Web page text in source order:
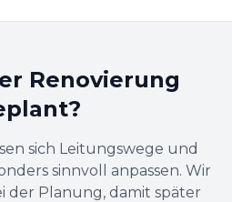
Renovierung
sich Leitungswege und
sinnvoll anpassen. Wir
der Planung, damit später